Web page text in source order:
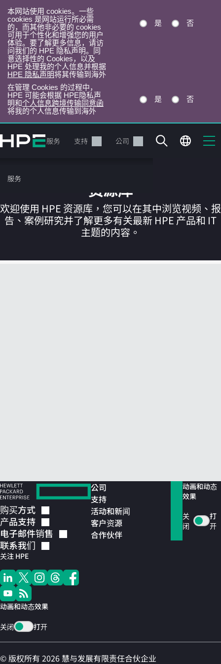
本网站使用 cookies。一些
cookies 是网站运行所必需
的，而其他非必要的 cookies
可用于个性化和增强您的用户
体验。要了解更多信息，请访
问我们的 HPE 隐私声明。同
意选择性的 Cookies，以及
HPE 处理我的个人信息并根据
HPE 隐私声明将其传输到海外
是 否
在管理 Cookies 的过程中，
HPE 可能会根据 HPE隐私声
明和个人信息跨境传输同意函
将我的个人信息传输到海外
是 否
转
到
目
录
产品 服务 支持 公司
服务
您的购物车目前是空的
资源库
欢迎使用 HPE 资源库，您可以在其中浏览视频、报
告、案例研究并了解更多有关最新 HPE 产品和 IT
主题的内容。
购买方式
产品支持
电子邮件销售
联系我们
关注 HPE
动画和动态效果
关闭 打开
公司
支持
活动和新闻
客户资源
合作伙伴
动画和动态
效果
关
闭
打
开
© 版权所有 2026 慧与发展有限责任合伙企业